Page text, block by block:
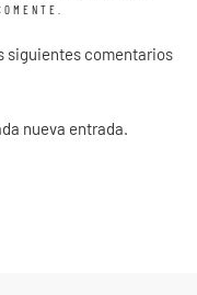
siguientes comentarios
nueva entrada.